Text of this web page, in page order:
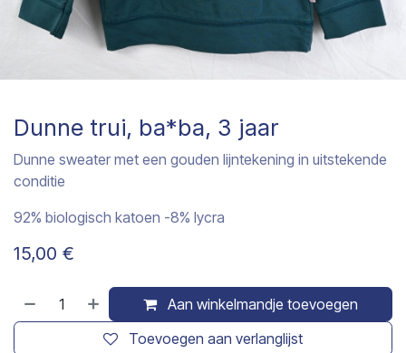
Dunne trui, ba*ba, 3 jaar
Dunne sweater met een gouden lijntekening in uitstekende
conditie
92% biologisch katoen -8% lycra
15,00 €
Aan winkelmandje toevoegen
Toevoegen aan verlanglijst